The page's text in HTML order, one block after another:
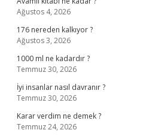
Ağustos 4, 2026
176 nereden kalkıyor ?
Ağustos 3, 2026
1000 ml ne kadardır ?
Temmuz 30, 2026
İyi insanlar nasıl davranır ?
Temmuz 30, 2026
Karar verdim ne demek ?
Temmuz 24, 2026